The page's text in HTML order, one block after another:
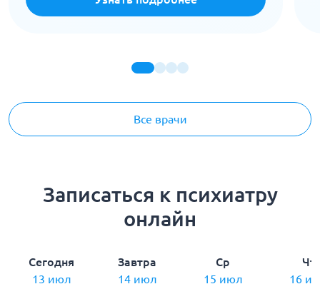
Все врачи
Записаться к психиатру
онлайн
Сегодня
13 июл
Завтра
14 июл
Ср
15 июл
Чт
16